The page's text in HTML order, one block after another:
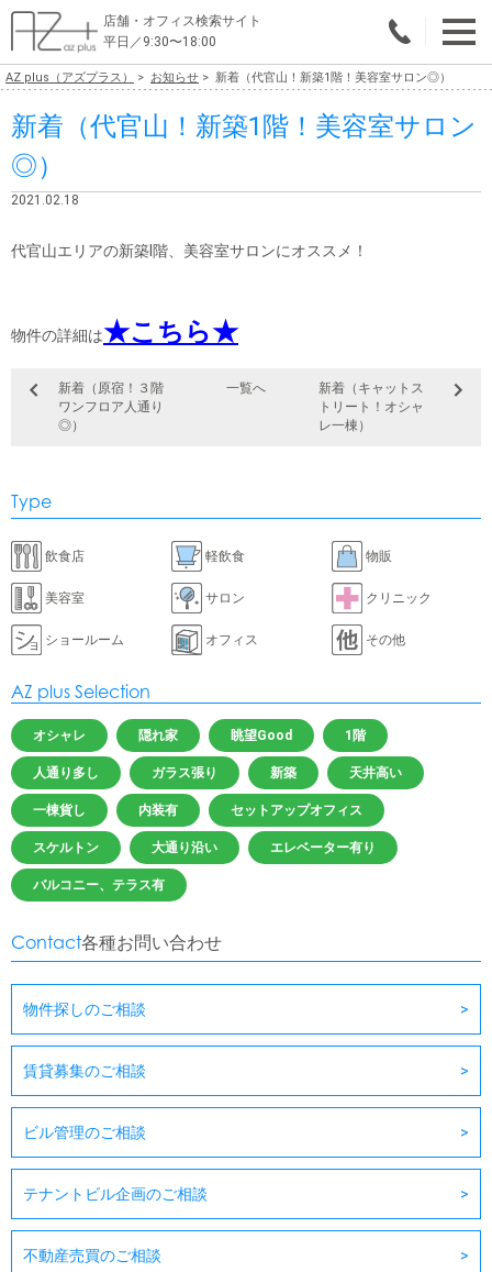
店舗・オフィス検索サイト
平日／9:30〜18:00
物件総合検索
エリアで探す
こだわりで探す
店舗・オフィス物件を探す
テナントビルオーナー様へ
AZ plus（アズプラス） お知らせ 新着（代官山！新築1階！美容室サロン◎）
新着（代官山！新築1階！美容室サロン
◎）
2021.02.18
代官山エリアの新築Ⅰ階、美容室サロンにオススメ！
物件の詳細は★こちら★
新着（原宿！３階
ワンフロア人通り
◎）
一覧へ
新着（キャットス
トリート！オシャ
レ一棟）
Type
飲食店 軽飲食 物販
美容室 サロン クリニック
ショールーム オフィス その他
AZ plus Selection
オシャレ 隠れ家 眺望Good 1階
人通り多し ガラス張り 新築 天井高い
一棟貨し 内装有 セットアップオフィス
スケルトン 大通り沿い エレベーター有り
バルコニー、テラス有
Contact各種お問い合わせ
物件探しのご相談
賃貸募集のご相談
ビル管理のご相談
テナントビル企画のご相談
不動産売買のご相談